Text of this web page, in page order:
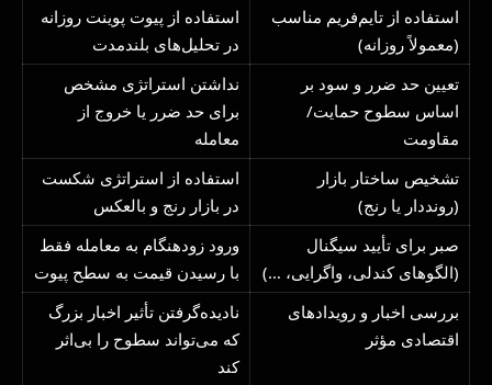
استفاده از تایم‌فریم مناسب
(معمولاً روزانه)
استفاده از پیوت پوینت روزانه
در تحلیل‌های بلندمدت
تعیین حد ضرر و سود بر
اساس سطوح حمایت/
مقاومت
نداشتن استراتژی مشخص
برای حد ضرر یا خروج از
معامله
تشخیص ساختار بازار
(رونددار یا رنج)
استفاده از استراتژی شکست
در بازار رنج و بالعکس
صبر برای تأیید سیگنال
(الگوهای کندلی، واگرایی، …)
ورود زودهنگام به معامله فقط
با رسیدن قیمت به سطح پیوت
بررسی اخبار و رویدادهای
اقتصادی مؤثر
نادیده‌گرفتن تأثیر اخبار بزرگ
که می‌تواند سطوح را بی‌اثر
کند